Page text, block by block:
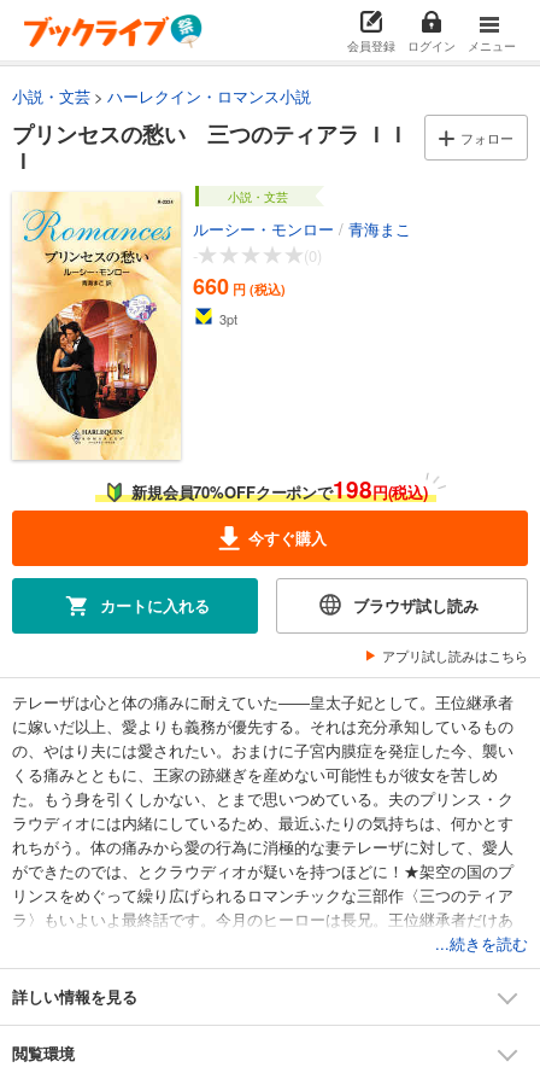
会員登録 ログイン メニュー
小説・文芸 ハーレクイン・ロマンス小説
プリンセスの愁い 三つのティアラ ＩＩ
Ｉ
フォロー
小説・文芸
ルーシー・モンロー / 青海まこ
-
(0)
660 円 (税込)
3pt
新規会員70%OFFクーポンで198円(税込)
今すぐ購入
カートに入れる ブラウザ試し読み
アプリ試し読みはこちら
テレーザは心と体の痛みに耐えていた――皇太子妃として。王位継承者
に嫁いだ以上、愛よりも義務が優先する。それは充分承知しているもの
の、やはり夫には愛されたい。おまけに子宮内膜症を発症した今、襲い
くる痛みとともに、王家の跡継ぎを産めない可能性もが彼女を苦しめ
た。もう身を引くしかない、とまで思いつめている。夫のプリンス・ク
ラウディオには内緒にしているため、最近ふたりの気持ちは、何かとす
れちがう。体の痛みから愛の行為に消極的な妻テレーザに対して、愛人
ができたのでは、とクラウディオが疑いを持つほどに！★架空の国のプ
リンスをめぐって繰り広げられるロマンチックな三部作〈三つのティア
ラ〉もいよいよ最終話です。今月のヒーローは長兄。王位継承者だけあ
...続きを読む
詳しい情報を見る
閲覧環境